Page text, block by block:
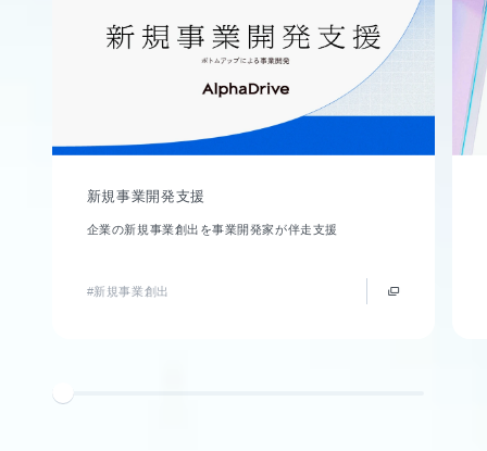
新規事業開発支援
企業の新規事業創出を事業開発家が伴走支援
#新規事業創出